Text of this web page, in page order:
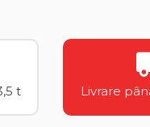
t Livrare